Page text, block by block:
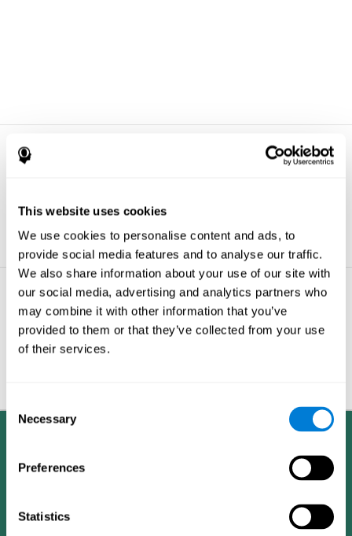
This website uses cookies
We use cookies to personalise content and ads, to
provide social media features and to analyse our traffic.
We also share information about your use of our site with
our social media, advertising and analytics partners who
may combine it with other information that you’ve
provided to them or that they’ve collected from your use
of their services.
Selection
Necessary
Preferences
Statistics
مشاكل الذاكرة - الأشياء
التي يجب عليك معرفتها
حول دماغك
عندما تكون نائما, دماغك يبقى